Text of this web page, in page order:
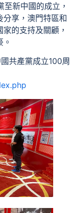
新中國的成立，
分享，澳門特區和
的支持及關顧，
共產黨成立100周